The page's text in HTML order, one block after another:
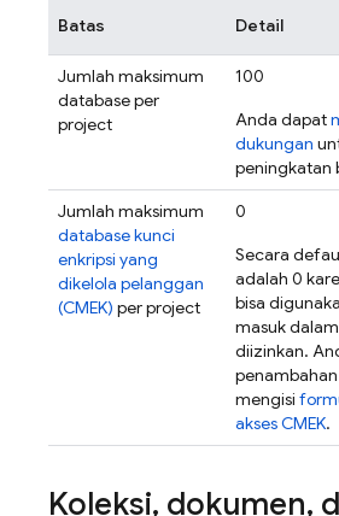
Batas Detail
Jumlah maksimum
database per
project
100
Anda dapat
dukungan
peningkatan
Jumlah maksimum
database kunci
enkripsi yang
dikelola pelanggan
(CMEK) per project
0
Secara
adalah 0
bisa
masuk
diizinkan.
mengisi
akses CMEK.
Koleksi, dokumen,